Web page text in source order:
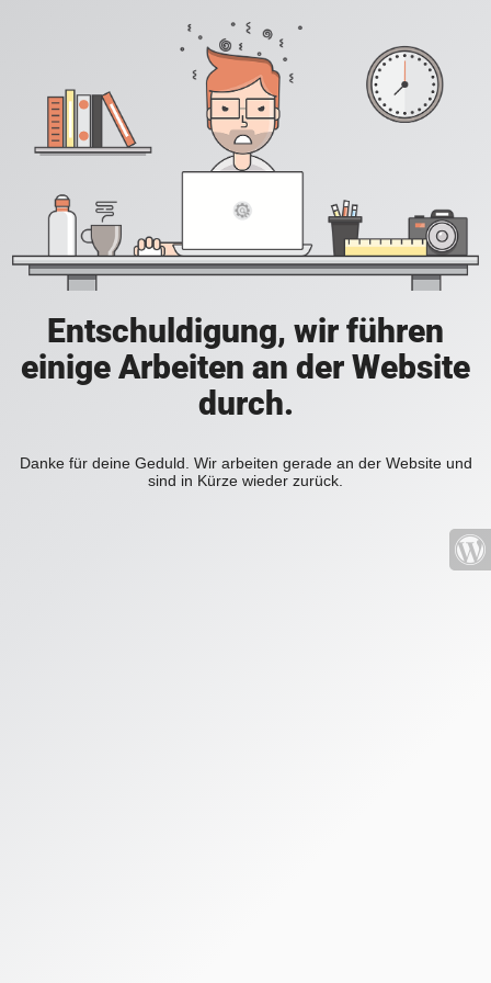
Entschuldigung, wir führen
einige Arbeiten an der Website
durch.
Danke für deine Geduld. Wir arbeiten gerade an der Website und
sind in Kürze wieder zurück.